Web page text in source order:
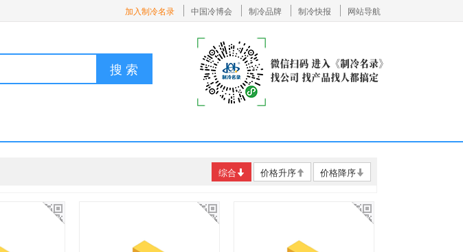
加入制冷名录 中国冷博会 制冷品牌 制冷快报 网站导航
搜 索
综合 价格升序 价格降序